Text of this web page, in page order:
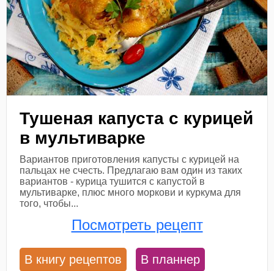
Тушеная капуста с курицей
в мультиварке
Вариантов приготовления капусты с курицей на
пальцах не счесть. Предлагаю вам один из таких
вариантов - курица тушится с капустой в
мультиварке, плюс много моркови и куркума для
того, чтобы...
Посмотреть рецепт
В книгу рецептов В планнер